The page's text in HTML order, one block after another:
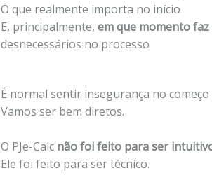
O que realmente importa no início
E, principalmente, em que momento
desnecessários no processo
É normal sentir insegurança no começo
Vamos ser bem diretos.
O PJe-Calc não foi feito para ser
Ele foi feito para ser técnico.